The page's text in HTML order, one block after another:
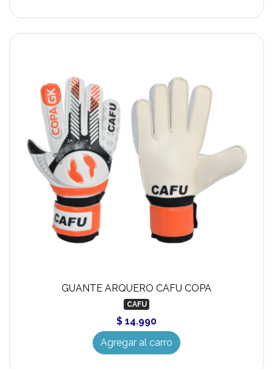
GUANTE ARQUERO CAFU COPA
CAFU
$ 14.990
Agregar al carro